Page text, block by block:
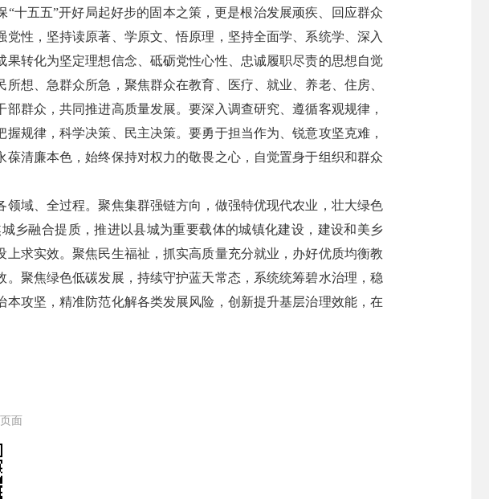
十五五”开好局起好步的固本之策，更是根治发展顽疾、回应群众
性，坚持读原著、学原文、悟原理，坚持全面学、系统学、深入
转化为坚定理想信念、砥砺党性心性、忠诚履职尽责的思想自觉
想、急群众所急，聚焦群众在教育、医疗、就业、养老、住房、
群众，共同推进高质量发展。要深入调查研究、遵循客观规律，
规律，科学决策、民主决策。要勇于担当作为、锐意攻坚克难，
清廉本色，始终保持对权力的敬畏之心，自觉置身于组织和群众
域、全过程。聚焦集群强链方向，做强特优现代农业，壮大绿色
乡融合提质，推进以县城为重要载体的城镇化建设，建设和美乡
求实效。聚焦民生福祉，抓实高质量充分就业，办好优质均衡教
聚焦绿色低碳发展，持续守护蓝天常态，系统统筹碧水治理，稳
攻坚，精准防范化解各类发展风险，创新提升基层治理效能，在
面